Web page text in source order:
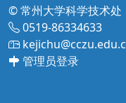
© 常州大学科学技术处
0519-86334633
管理员登录